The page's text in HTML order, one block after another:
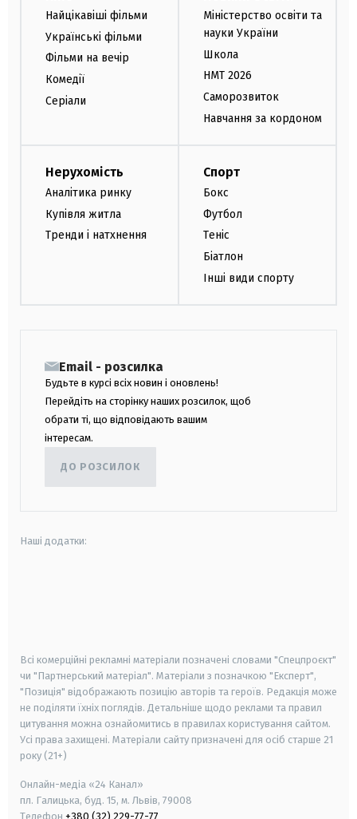
Найцікавіші фільми
Українські фільми
Фільми на вечір
Комедії
Серіали
Міністерство освіти та
науки України
Школа
НМТ 2026
Саморозвиток
Навчання за кордоном
Нерухомість
Аналітика ринку
Купівля житла
Тренди і натхнення
Спорт
Бокс
Футбол
Теніс
Біатлон
Інші види спорту
Email - розсилка
Будьте в курсі всіх новин і оновлень!
Перейдіть на сторінку наших розсилок, щоб
обрати ті, що відповідають вашим
інтересам.
ДО РОЗСИЛОК
Наші додатки:
Всі комерційні рекламні матеріали позначені словами "Спецпроєкт"
чи "Партнерський матеріал". Матеріали з позначкою "Експерт",
"Позиція" відображають позицію авторів та героїв. Редакція може
не поділяти їхніх поглядів. Детальніше щодо реклами та правил
цитування можна ознайомитись в правилах користування сайтом.
Усі права захищені. Матеріали сайту призначені для осіб старше 21
року (21+)
Онлайн-медіа «24 Канал»
пл. Галицька, буд. 15, м. Львів, 79008
Телефон +380 (32) 229-77-77